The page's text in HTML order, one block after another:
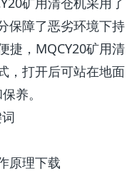
保障了恶劣环境下持
捷，MQCY20矿用清
，打开后可站在地面
养。
原理下载